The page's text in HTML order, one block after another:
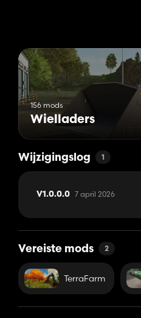
156 mods
Wielladers
Wijzigingslog 1
V1.0.0.0 7 april 2026
Vereiste mods 2
TerraFarm